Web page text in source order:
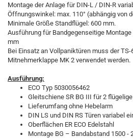
Montage der Anlage für DIN-L / DIN-R
Öffnungswinkel: max. 110° (abhängig von
Minimale Größe Standflügel: 600 mm.
Ausführung für Bandgegenseitige
mm
Bei Einsatz an Vollpaniktüren muss der
Mitnehmerklappe MK 2 verwendet werden.
Ausführung:
ECO Typ 5030056462
Gleitschiene SR BG III für 2
Lieferumfang ohne Hebelarm
DIN LS und DIN RS Türen variabel
Oberflächen ER ECO Edelstahl
Montage BG – Bandabstand 1500 -